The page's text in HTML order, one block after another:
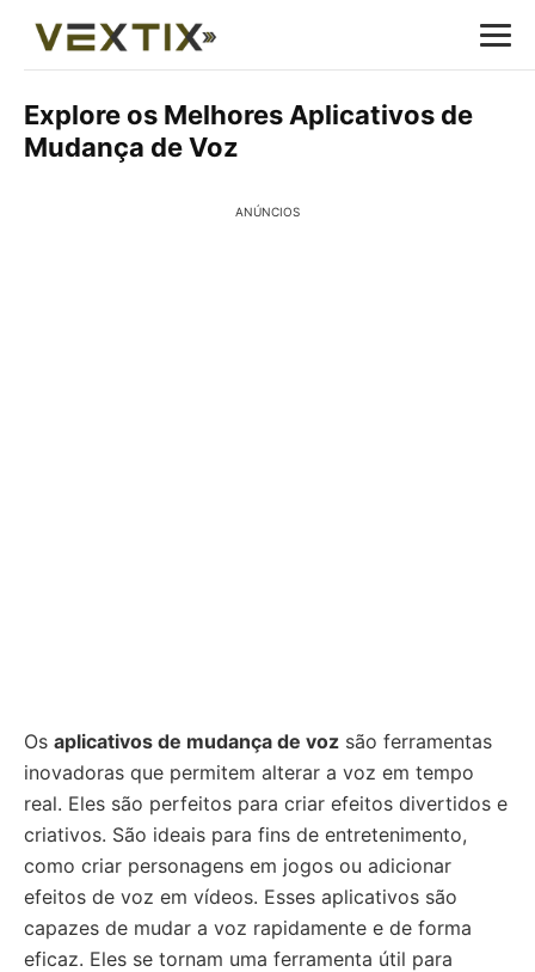
Explore os Melhores Aplicativos de
Mudança de Voz
ANÚNCIOS
Os aplicativos de mudança de voz são ferramentas
inovadoras que permitem alterar a voz em tempo
real. Eles são perfeitos para criar efeitos divertidos e
criativos. São ideais para fins de entretenimento,
como criar personagens em jogos ou adicionar
efeitos de voz em vídeos. Esses aplicativos são
capazes de mudar a voz rapidamente e de forma
eficaz. Eles se tornam uma ferramenta útil para